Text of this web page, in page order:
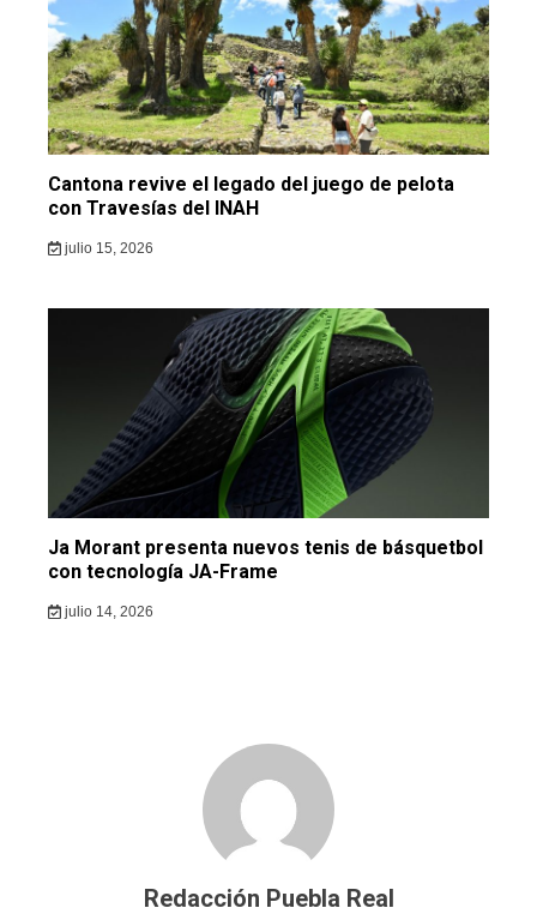
Cantona revive el legado del juego de pelota
con Travesías del INAH
julio 15, 2026
Ja Morant presenta nuevos tenis de básquetbol
con tecnología JA-Frame
julio 14, 2026
Redacción Puebla Real